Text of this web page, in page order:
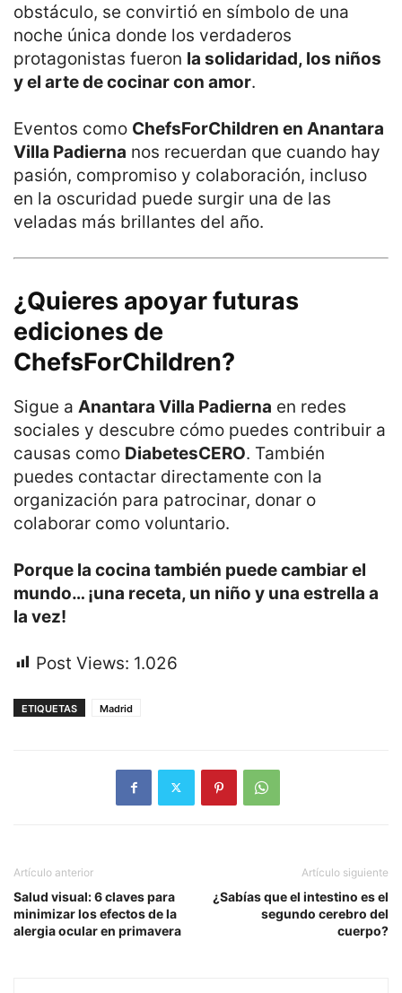
obstáculo, se convirtió en símbolo de una
noche única donde los verdaderos
protagonistas fueron la solidaridad, los niños
y el arte de cocinar con amor.
Eventos como ChefsForChildren en Anantara
Villa Padierna nos recuerdan que cuando hay
pasión, compromiso y colaboración, incluso
en la oscuridad puede surgir una de las
veladas más brillantes del año.
¿Quieres apoyar futuras
ediciones de
ChefsForChildren?
Sigue a Anantara Villa Padierna en redes
sociales y descubre cómo puedes contribuir a
causas como DiabetesCERO. También
puedes contactar directamente con la
organización para patrocinar, donar o
colaborar como voluntario.
Porque la cocina también puede cambiar el
mundo… ¡una receta, un niño y una estrella a
la vez!
Post Views: 1.026
ETIQUETAS Madrid
Artículo anterior
Salud visual: 6 claves para
minimizar los efectos de la
alergia ocular en primavera
Artículo siguiente
¿Sabías que el intestino es el
segundo cerebro del
cuerpo?